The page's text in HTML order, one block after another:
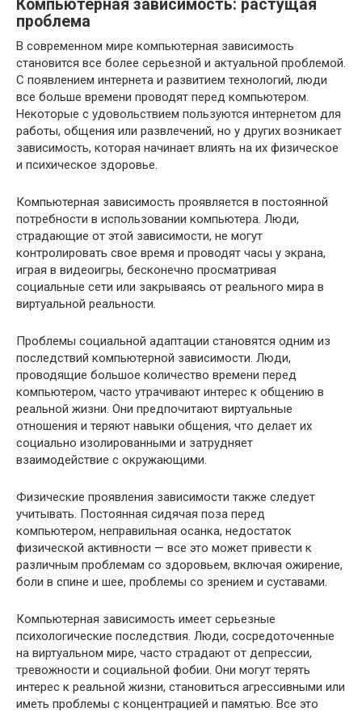
Компьютерная зависимость: растущая
проблема
В современном мире компьютерная зависимость
становится все более серьезной и актуальной проблемой.
С появлением интернета и развитием технологий, люди
все больше времени проводят перед компьютером.
Некоторые с удовольствием пользуются интернетом для
работы, общения или развлечений, но у других возникает
зависимость, которая начинает влиять на их физическое
и психическое здоровье.
Компьютерная зависимость проявляется в постоянной
потребности в использовании компьютера. Люди,
страдающие от этой зависимости, не могут
контролировать свое время и проводят часы у экрана,
играя в видеоигры, бесконечно просматривая
социальные сети или закрываясь от реального мира в
виртуальной реальности.
Проблемы социальной адаптации становятся одним из
последствий компьютерной зависимости. Люди,
проводящие большое количество времени перед
компьютером, часто утрачивают интерес к общению в
реальной жизни. Они предпочитают виртуальные
отношения и теряют навыки общения, что делает их
социально изолированными и затрудняет
взаимодействие с окружающими.
Физические проявления зависимости также следует
учитывать. Постоянная сидячая поза перед
компьютером, неправильная осанка, недостаток
физической активности — все это может привести к
различным проблемам со здоровьем, включая ожирение,
боли в спине и шее, проблемы со зрением и суставами.
Компьютерная зависимость имеет серьезные
психологические последствия. Люди, сосредоточенные
на виртуальном мире, часто страдают от депрессии,
тревожности и социальной фобии. Они могут терять
интерес к реальной жизни, становиться агрессивными или
иметь проблемы с концентрацией и памятью. Все это